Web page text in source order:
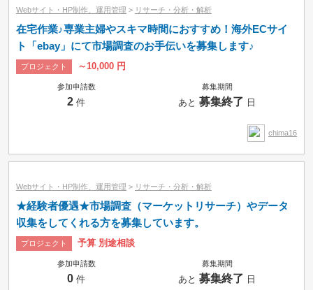
Webサイト・HP制作、運用管理 > リサーチ・分析・解析
在宅作業♪専業主婦やスキマ時間におすすめ！海外ECサイ
ト「ebay」にて市場調査のお手伝いを募集します♪
プロジェクト ～10,000 円
参加申請数
2 件
募集期間
あと募集終了 日
chima16
Webサイト・HP制作、運用管理 > リサーチ・分析・解析
★経験者優遇★市場調査（マーケットリサーチ）やデータ
収集をしてくれる方を募集しています。
プロジェクト 予算 別途相談
参加申請数
0 件
募集期間
あと募集終了 日